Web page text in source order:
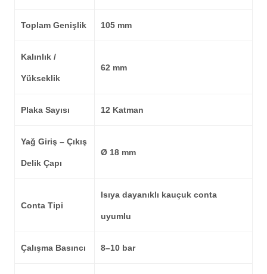
Toplam Genişlik 105 mm
Kalınlık /
Yükseklik
62 mm
Plaka Sayısı 12 Katman
Yağ Giriş – Çıkış
Delik Çapı
Ø 18 mm
Conta Tipi
Isıya dayanıklı kauçuk conta
uyumlu
Çalışma Basıncı 8–10 bar